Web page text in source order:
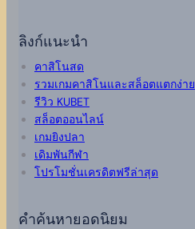
ลิงก์แนะนำ
คาสิโนสด
รวมเกมคาสิโนและสล็อตแตกง่าย
รีวิว KUBET
สล็อตออนไลน์
เกมยิงปลา
เดิมพันกีฬา
โปรโมชั่นเครดิตฟรีล่าสุด
คำค้นหายอดนิยม